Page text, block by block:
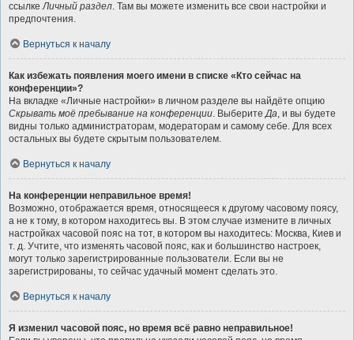
ссылкеЛичный раздел. Там вы можете изменить все свои настройки и
предпочтения.
Вернуться к началу
Как избежать появления моего имени в списке «Кто сейчас на
конференции»?
На вкладке «Личные настройки» в личном разделе вы найдёте опцию
Скрывать моё пребывание на конференции. ВыберитеДа, и вы будете
видны только администраторам, модераторам и самому себе. Для всех
остальных вы будете скрытым пользователем.
Вернуться к началу
На конференции неправильное время!
Возможно, отображается время, относящееся к другому часовому поясу,
а не к тому, в котором находитесь вы. В этом случае измените в личных
настройках часовой пояс на тот, в котором вы находитесь: Москва, Киев и
т. д. Учтите, что изменять часовой пояс, как и большинство настроек,
могут только зарегистрированные пользователи. Если вы не
зарегистрированы, то сейчас удачный момент сделать это.
Вернуться к началу
Я изменил часовой пояс, но время всё равно неправильное!